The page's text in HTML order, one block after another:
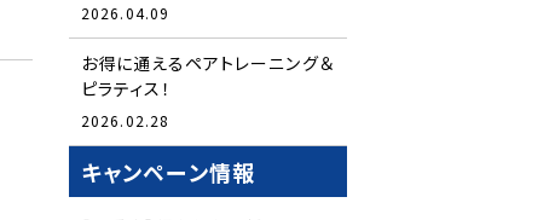
2026.04.09
お得に通えるペアトレーニング＆
ピラティス！
2026.02.28
キャンペーン情報